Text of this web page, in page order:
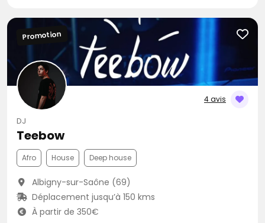
4 avis
Promotion
DJ
Teebow
Afro House Deep house
Albigny-sur-Saône (69)
Déplacement jusqu’à 150 kms
À partir de 350€